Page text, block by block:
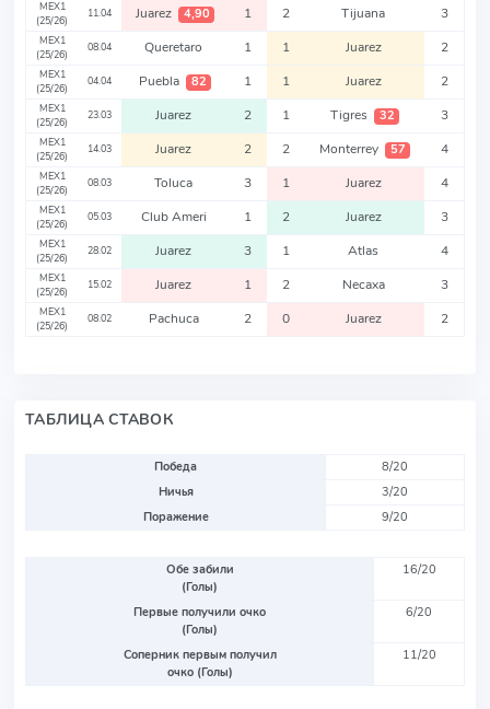
MEX1
(25/26)
11.04 Juarez 4,90 1 2 Tijuana 3
MEX1
(25/26)
08.04 Queretaro 1 1 Juarez 2
MEX1
(25/26)
04.04 Puebla 82 1 1 Juarez 2
MEX1
(25/26)
23.03 Juarez 2 1 Tigres 32 3
MEX1
(25/26)
14.03 Juarez 2 2 Monterrey 57 4
MEX1
(25/26)
08.03 Toluca 3 1 Juarez 4
MEX1
(25/26)
05.03 Club Ameri 1 2 Juarez 3
MEX1
(25/26)
28.02 Juarez 3 1 Atlas 4
MEX1
(25/26)
15.02 Juarez 1 2 Necaxa 3
MEX1
(25/26)
08.02 Pachuca 2 0 Juarez 2
ТАБЛИЦА СТАВОК
Победа
8/20
Ничья
3/20
Поражение
9/20
Обе забили
(Голы)
16/20
Первые получили очко
(Голы)
6/20
Соперник первым получил
очко (Голы)
11/20